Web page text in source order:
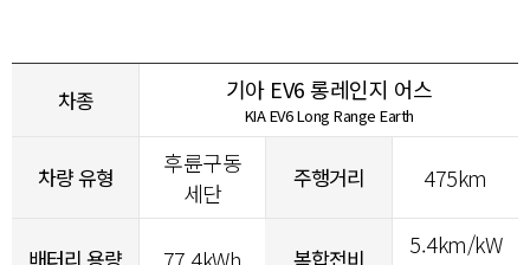
차종 기아 EV6 롱레인지 어스
KIA EV6 Long Range Earth
차량 유형
후륜구동
세단
주행거리 475km
배터리 용량 77.4kWh 복합전비
5.4km/kW